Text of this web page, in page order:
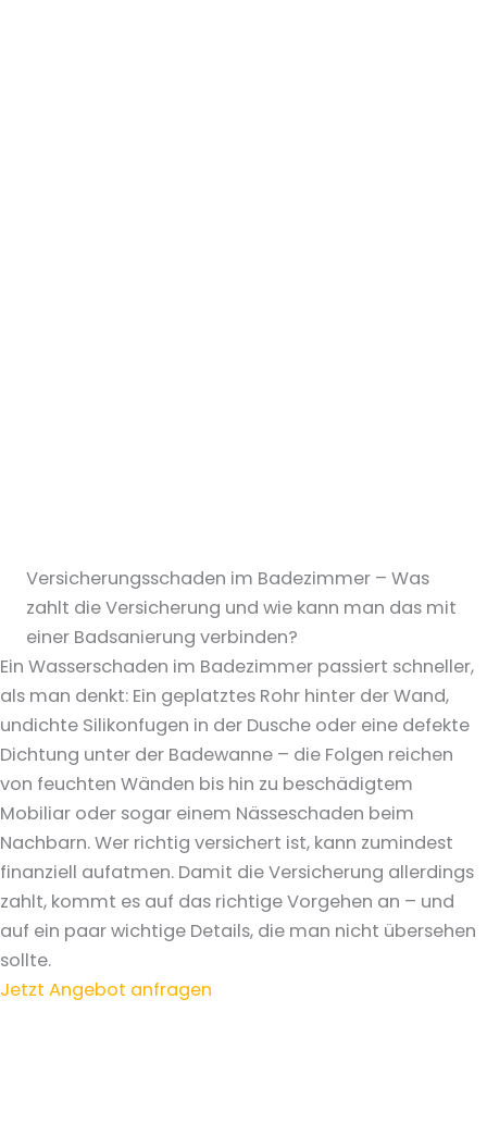
Versicherungsschaden im Badezimmer – Was
zahlt die Versicherung und wie kann man das mit
einer Badsanierung verbinden?
Ein Wasserschaden im Badezimmer passiert schneller,
als man denkt: Ein geplatztes Rohr hinter der Wand,
undichte Silikonfugen in der Dusche oder eine defekte
Dichtung unter der Badewanne – die Folgen reichen
von feuchten Wänden bis hin zu beschädigtem
Mobiliar oder sogar einem Nässeschaden beim
Nachbarn. Wer richtig versichert ist, kann zumindest
finanziell aufatmen. Damit die Versicherung allerdings
zahlt, kommt es auf das richtige Vorgehen an – und
auf ein paar wichtige Details, die man nicht übersehen
sollte.
Jetzt Angebot anfragen